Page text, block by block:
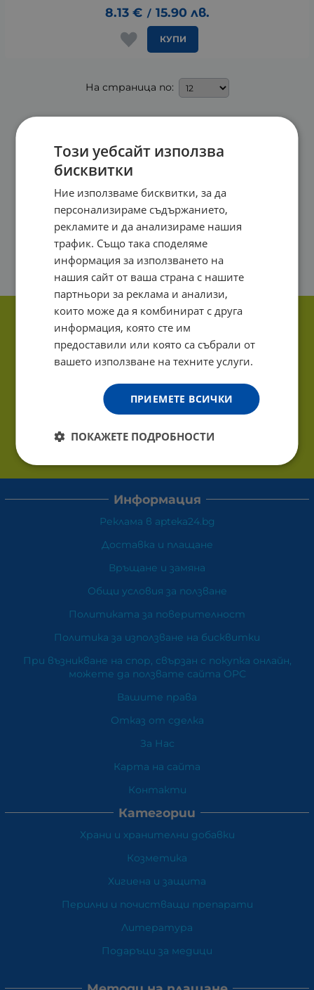
8.13 € / 15.90 лв.
КУПИ
На страница по:
Информация
Реклама в apteka24.bg
Доставка и плащане
Връщане и замяна
Общи условия за ползване
Политиката за поверителност
Политика за използване на бисквитки
При възникване на спор, свързан с покупка онлайн,
можете да ползвате сайта ОРС
Вашите права
Отказ от сделка
За Нас
Карта на сайта
Контакти
Категории
Храни и хранителни добавки
Козметика
Хигиена и защита
Перилни и почистващи препарати
Литература
Подаръци за медици
Този уебсайт използва
бисквитки
Ние използваме бисквитки, за да
персонализираме съдържанието,
рекламите и да анализираме нашия
трафик. Също така споделяме
информация за използването на
нашия сайт от ваша страна с нашите
партньори за реклама и анализи,
които може да я комбинират с друга
информация, която сте им
предоставили или която са събрали от
вашето използване на техните услуги.
ПРИЕМЕТЕ ВСИЧКИ
ПОКАЖЕТЕ ПОДРОБНОСТИ